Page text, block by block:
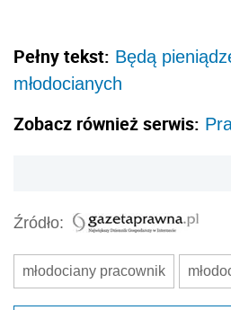
Pełny tekst: Będą
młodocianych
Zobacz również serwis:
Źródło:
młodociany pracownik